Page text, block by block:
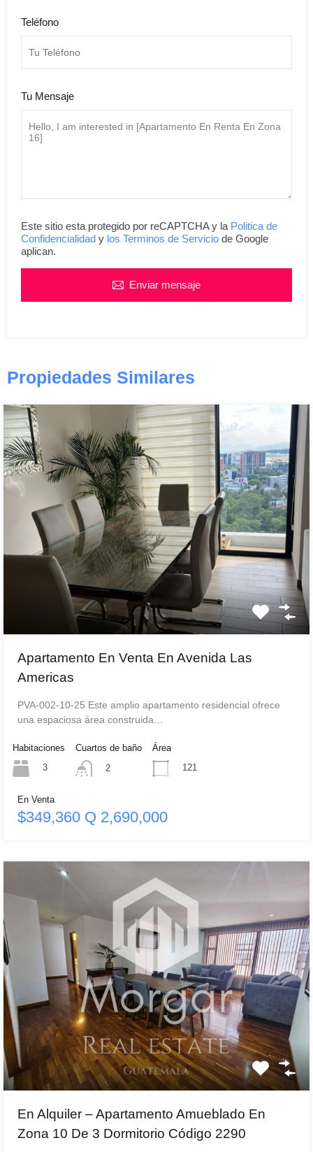
Teléfono
Tu Mensaje
Este sitio esta protegido por reCAPTCHA y la Politica de
Confidencialidad y los Terminos de Servicio de Google
aplican.
Enviar mensaje
Propiedades Similares
Apartamento En Venta En Avenida Las
Americas
PVA-002-10-25 Este amplio apartamento residencial ofrece
una espaciosa área construida…
Habitaciones
3
Cuartos de baño
2
Área
121
En Venta
$349,360 Q 2,690,000
En Alquiler – Apartamento Amueblado En
Zona 10 De 3 Dormitorio Código 2290